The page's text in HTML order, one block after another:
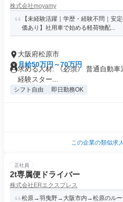
株式会社moyamy
【未経験活躍｜学歴・経験不問｜安
価あり】社用車で始める軽荷物配...
大阪府松原市
月給50万円～70万円
求める人材: 《必須》 普通自動
経験スター...
シフト自由 即日勤務OK
この企業の類似求
正社員
2t専属便ドライバー
株式会社ERエクスプレス
松原→羽曳野→大阪市内→松原のルー